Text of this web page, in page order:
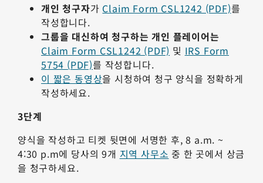
개인 청구자가 Claim Form CSL1242 (PDF)를
작성합니다.
그룹을 대신하여 청구하는 개인 플레이어는
Claim Form CSL1242 (PDF) 및 IRS Form
5754 (PDF)를 작성합니다.
이 짧은 동영상을 시청하여 청구 양식을 정확하게
작성하세요.
3단계
양식을 작성하고 티켓 뒷면에 서명한 후, 8 a.m. ~
4:30 p.m에 당사의 9개 지역 사무소 중 한 곳에서 상금
을 청구하세요.